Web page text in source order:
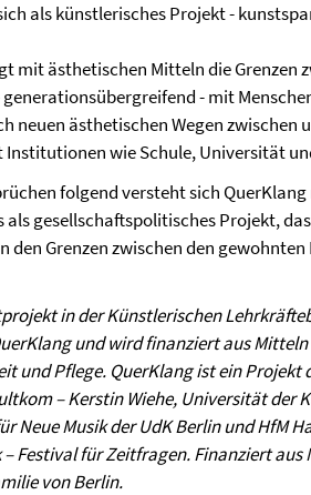
als künstlerisches Projekt -
mit ästhetischen Mitteln die Grenzen
- mit
neuen ästhetischen Wegen zwischen
Institutionen wie Schule, Universität
folgend versteht sich
gesellschaftspolitisches Projekt,
den Grenzen zwischen den
in der Künstlerischen
und wird finanziert aus
und Pflege. QuerKlang ist ein Projekt
– Kerstin Wiehe, Universität der
Neue Musik der UdK Berlin und HfM
– Festival für Zeitfragen. Finanziert
von Berlin.